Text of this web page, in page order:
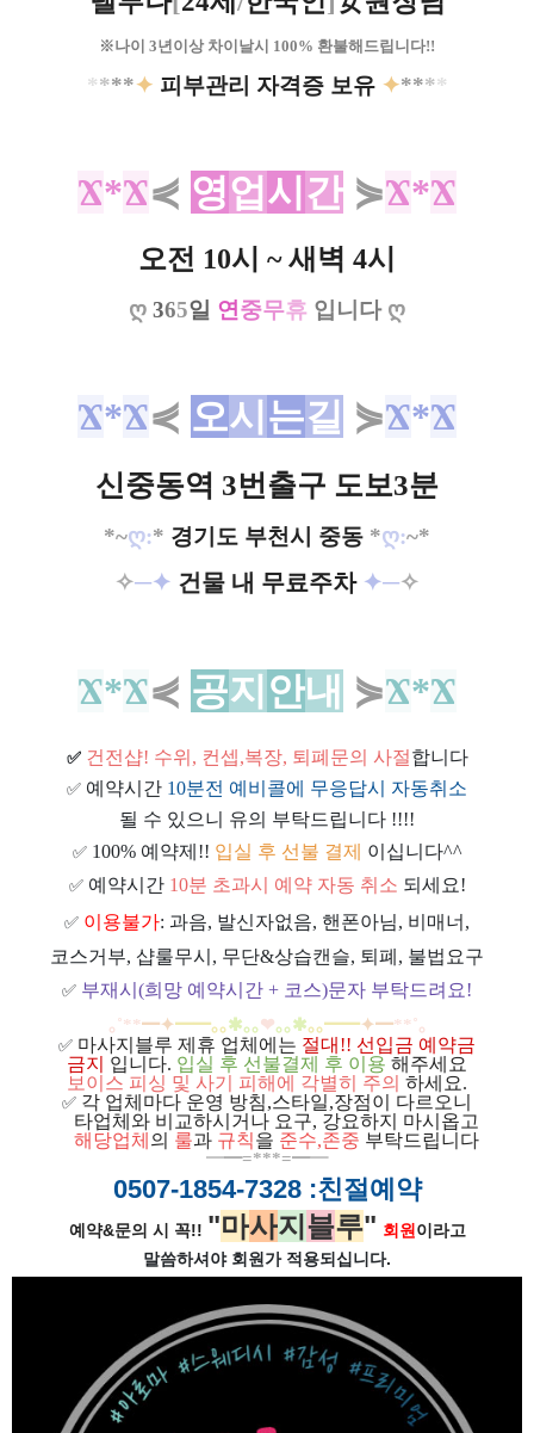
※나이 3년이상 차이날시 100% 환불해드립니다!!
****✦ 피부관리 자격증 보유 ✦****
Ϫ*Ϫ⋞ 영업 시 간 ⋟Ϫ*Ϫ
오전 10시 ~ 새벽 4시
ღ 365일 연중무휴 입니다 ღ
Ϫ*Ϫ⋞ 오시 는길 ⋟Ϫ*Ϫ
신중동역 3번출구 도보3분
*~ღ:* 경기도 부천시 중동 *ღ:~*
✧─✦ 건물 내 무료주차 ✦─✧​
Ϫ*Ϫ⋞ 공지 안내 ⋟Ϫ*Ϫ
✅ 건전샵! 수위, 컨셉,복장, 퇴폐문의 사절합니다
✅ 예약시간 10분전 예비콜에 무응답시 자동취소
될 수 있으니 유의 부탁드립니다 !!!!
✅ 100% 예약제!! 입실 후 선불 결제 이십니다^^
✅ 예약시간 10분 초과시 예약 자동 취소 되세요!
✅ 이용불가: 과음, 발신자없음, 핸폰아님, 비매너,
코스거부, 샵룰무시, 무단&상습캔슬, 퇴폐, 불법요구
✅ 부재시(희망 예약시간 + 코스)문자 부탁드려요!
｡˚**━✦━━｡｡✱｡｡❤｡｡✱｡｡━━✦━**˚｡
✅ 마사지블루 제휴 업체에는 절대!! 선입금 예약금
금지
입니다. 입실 후 선불결제 후 이용 해주세요
보이스 피싱 및 사기 피해에 각별히 주의 하세요.
✅ 각 업체마다 운영 방침,스타일,장점이 다르오니
타업체와 비교하시거나 요구, 강요하지 마시옵고
해당업체 의 룰과 규칙을 준수,존중 부탁드립니다
━━=***=━━
0507-1854-7328:친절예약
예약&문의 시 꼭!! "마사지 블루" 회원이라고
말씀하셔야 회원가 적용되십니다.